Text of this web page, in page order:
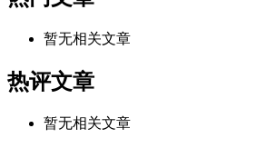
暂无相关文章
热评文章
暂无相关文章